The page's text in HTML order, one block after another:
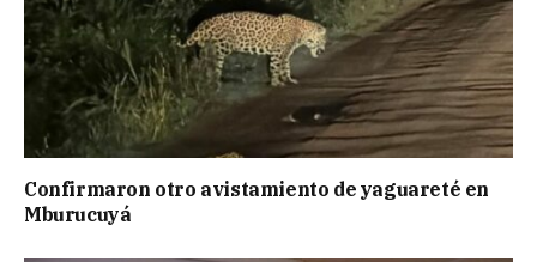
Confirmaron otro avistamiento de yaguareté en
Mburucuyá